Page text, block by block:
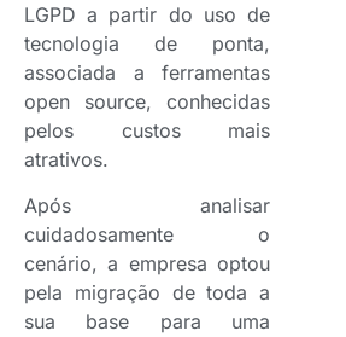
LGPD a partir do uso de
tecnologia de ponta,
associada a ferramentas
open source, conhecidas
pelos custos mais
atrativos.
Após analisar
cuidadosamente o
cenário, a empresa optou
pela migração de toda a
sua base para uma